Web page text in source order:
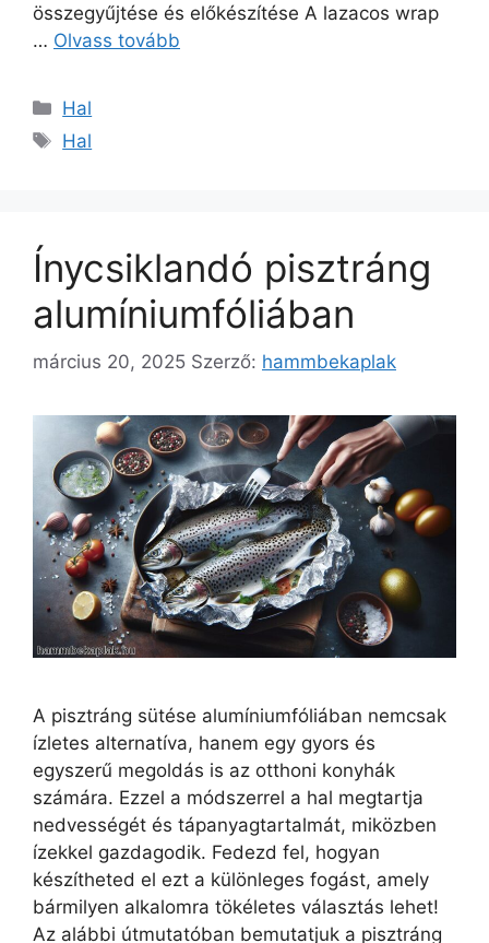
összegyűjtése és előkészítése A lazacos wrap
… Olvass tovább
Kategória
Hal
Címkék
Hal
Ínycsiklandó pisztráng
alumíniumfóliában
március 20, 2025 Szerző: hammbekaplak
A pisztráng sütése alumíniumfóliában nemcsak
ízletes alternatíva, hanem egy gyors és
egyszerű megoldás is az otthoni konyhák
számára. Ezzel a módszerrel a hal megtartja
nedvességét és tápanyagtartalmát, miközben
ízekkel gazdagodik. Fedezd fel, hogyan
készítheted el ezt a különleges fogást, amely
bármilyen alkalomra tökéletes választás lehet!
Az alábbi útmutatóban bemutatjuk a pisztráng